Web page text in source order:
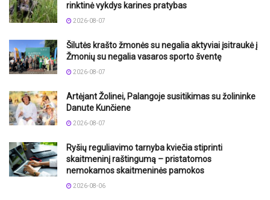
rinktinė vykdys karines pratybas
2026-08-07
Šilutės krašto žmonės su negalia aktyviai įsitraukė į
Žmonių su negalia vasaros sporto šventę
2026-08-07
Artėjant Žolinei, Palangoje susitikimas su žolininke
Danute Kunčiene
2026-08-07
Ryšių reguliavimo tarnyba kviečia stiprinti
skaitmeninį raštingumą – pristatomos
nemokamos skaitmeninės pamokos
2026-08-06